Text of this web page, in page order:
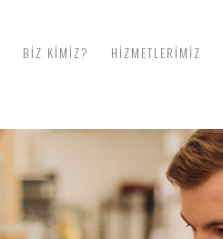
BIZ KIMIZ? HIZMETLERIMIZ